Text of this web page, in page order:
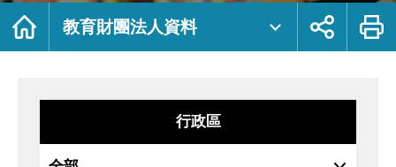
局
法
首
教育財團法人資料
展
鈕
列
行政區